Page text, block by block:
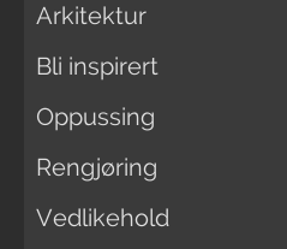
Arkitektur
Bli inspirert
Oppussing
Rengjøring
Vedlikehold